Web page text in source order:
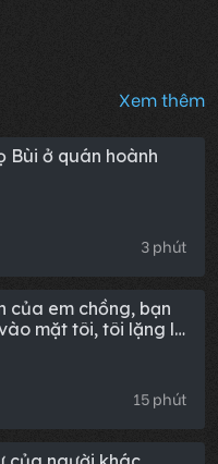
Xem thêm
Bùi ở quán hoành
3 phút
của em chồng, bạn
mặt tôi, tôi lặng lẽ
nửa tiếng sau, điện
nổ máy.
15 phút